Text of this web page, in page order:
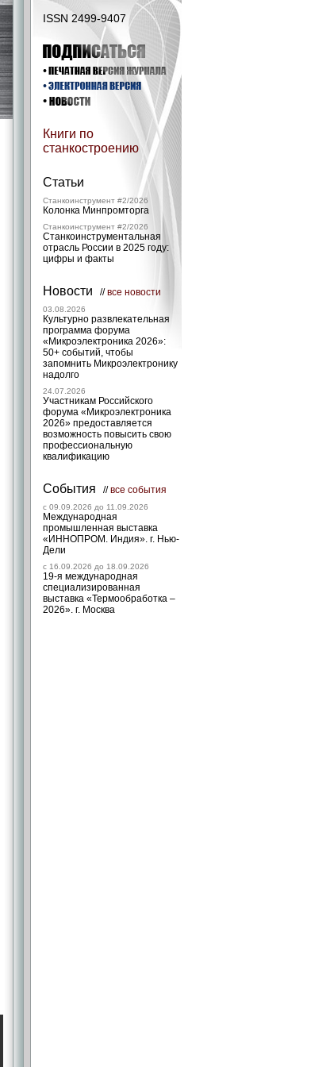
ISSN 2499-9407
Книги по
станкостроению
Статьи
Станкоинструмент #2/2026
Колонка Минпромторга
Станкоинструмент #2/2026
Станкоинструментальная
отрасль России в 2025 году:
цифры и факты
Новости //все новости
03.08.2026
Культурно развлекательная
программа форума
«Микроэлектроника 2026»:
50+ событий, чтобы
запомнить Микроэлектронику
надолго
24.07.2026
Участникам Российского
форума «Микроэлектроника
2026» предоставляется
возможность повысить свою
профессиональную
квалификацию
События //все события
c 09.09.2026 до 11.09.2026
Международная
промышленная выставка
«ИННОПРОМ. Индия». г. Нью-
Дели
c 16.09.2026 до 18.09.2026
19-я международная
специализированная
выставка «Термообработка –
2026». г. Москва